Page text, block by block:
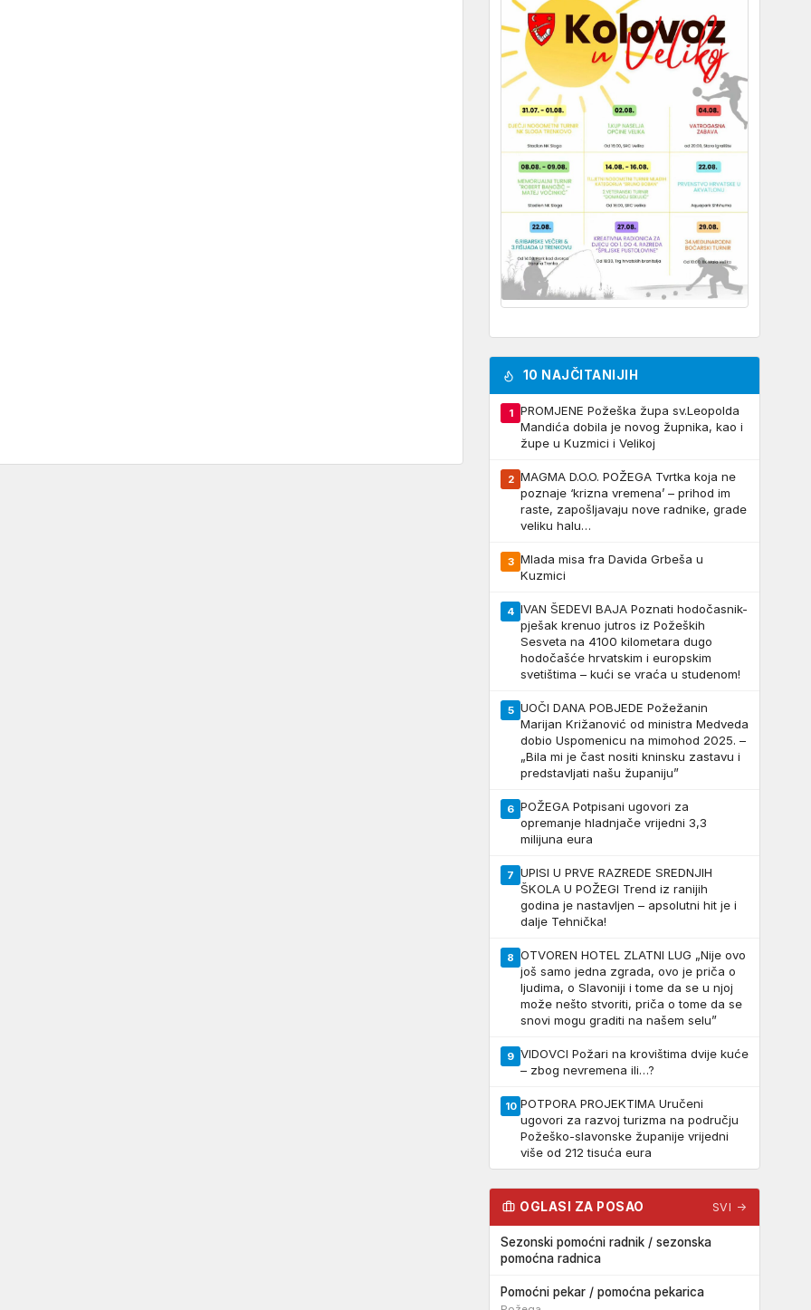
10 NAJČITANIJIH
1
PROMJENE Požeška župa sv.Leopolda
Mandića dobila je novog župnika, kao i
župe u Kuzmici i Velikoj
2 MAGMA D.O.O. POŽEGA Tvrtka koja ne
poznaje ‘krizna vremena’ – prihod im
raste, zapošljavaju nove radnike, grade
veliku halu…
3 Mlada misa fra Davida Grbeša u
Kuzmici
4 IVAN ŠEDEVI BAJA Poznati hodočasnik-
pješak krenuo jutros iz Požeških
Sesveta na 4100 kilometara dugo
hodočašće hrvatskim i europskim
svetištima – kući se vraća u studenom!
5 UOČI DANA POBJEDE Požežanin
Marijan Križanović od ministra Medveda
dobio Uspomenicu na mimohod 2025. –
„Bila mi je čast nositi kninsku zastavu i
predstavljati našu županiju”
6 POŽEGA Potpisani ugovori za
opremanje hladnjače vrijedni 3,3
milijuna eura
7 UPISI U PRVE RAZREDE SREDNJIH
ŠKOLA U POŽEGI Trend iz ranijih
godina je nastavljen – apsolutni hit je i
dalje Tehnička!
8 OTVOREN HOTEL ZLATNI LUG „Nije ovo
još samo jedna zgrada, ovo je priča o
ljudima, o Slavoniji i tome da se u njoj
može nešto stvoriti, priča o tome da se
snovi mogu graditi na našem selu”
9 VIDOVCI Požari na krovištima dvije kuće
– zbog nevremena ili…?
10 POTPORA PROJEKTIMA Uručeni
ugovori za razvoj turizma na području
Požeško-slavonske županije vrijedni
više od 212 tisuća eura
OGLASI ZA POSAO SVI →
Sezonski pomoćni radnik / sezonska
pomoćna radnica
Pomoćni pekar / pomoćna pekarica